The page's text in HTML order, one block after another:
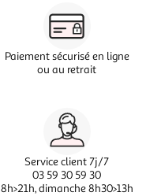
Paiement sécurisé en ligne
ou au retrait
Service client 7j/7
03 59 30 59 30
8h>21h, dimanche 8h30>13h